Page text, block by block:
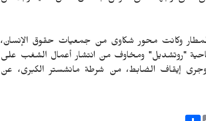
في صالة "تيرمينال رقم 2" بالمطار وكانت محور شكاوى من جمعيات حقوق الإنسان،
"روتشديل" ومخاوف من انتشار أعمال الشغب على
إيقاف الضابط، من شرطة مانشستر الكبرى، عن
S